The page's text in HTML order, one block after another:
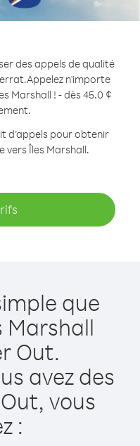
des appels de qualité
Appelez n'importe
Marshall ! - dès 45.0 ¢
d’appels pour obtenir
vers Îles Marshall.
que
Marshall
Out.
avez des
vous
: